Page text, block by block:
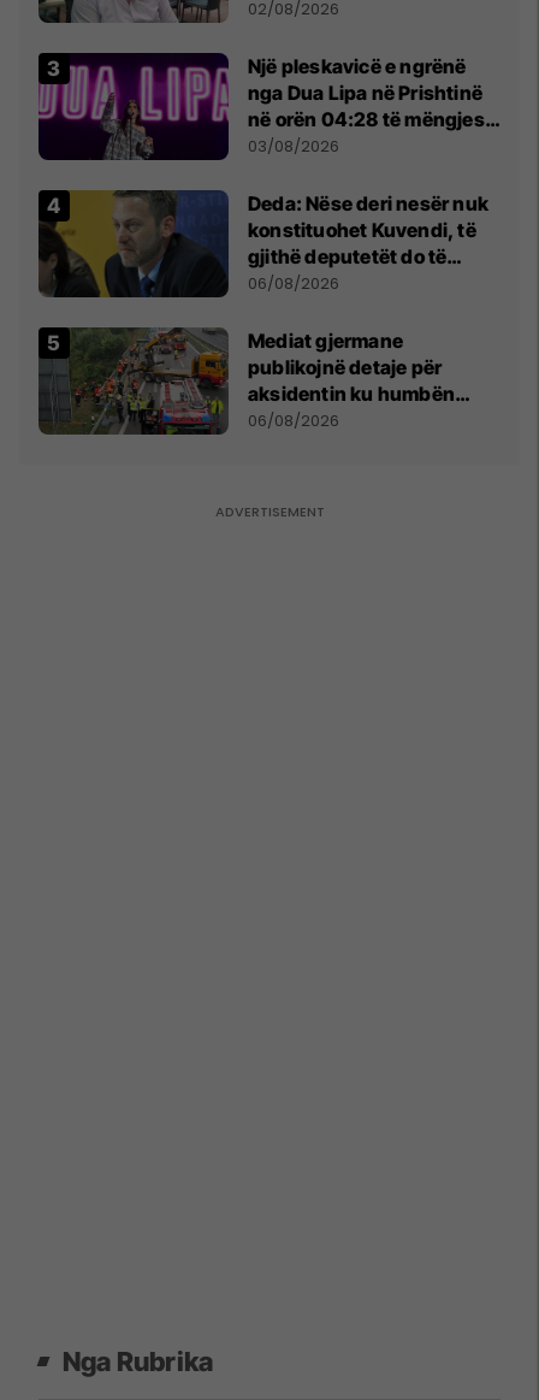
dikush e tradhtoi në
02/08/2026
Një pleskavicë e ngrënë
nga Dua Lipa në Prishtinë
në orën 04:28 të mëngjesit
- dhe bota digjitale serbe
03/08/2026
Deda: Nëse deri nesër nuk
konstituohet Kuvendi, të
gjithë deputetët do të
bëjnë shkelje të rëndë
06/08/2026
Mediat gjermane
publikojnë detaje për
aksidentin ku humbën
jetën tre mërgimtarë nga
06/08/2026
Nga Rubrika